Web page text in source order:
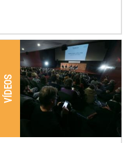
VÍDEOS